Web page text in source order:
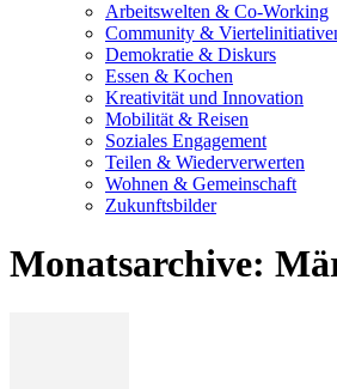
Arbeitswelten & Co-Working
Community &
Demokratie & Diskurs
Essen & Kochen
Kreativität und Innovation
Mobilität & Reisen
Soziales Engagement
Teilen & Wiederverwerten
Wohnen & Gemeinschaft
Zukunftsbilder
Monatsarchive: